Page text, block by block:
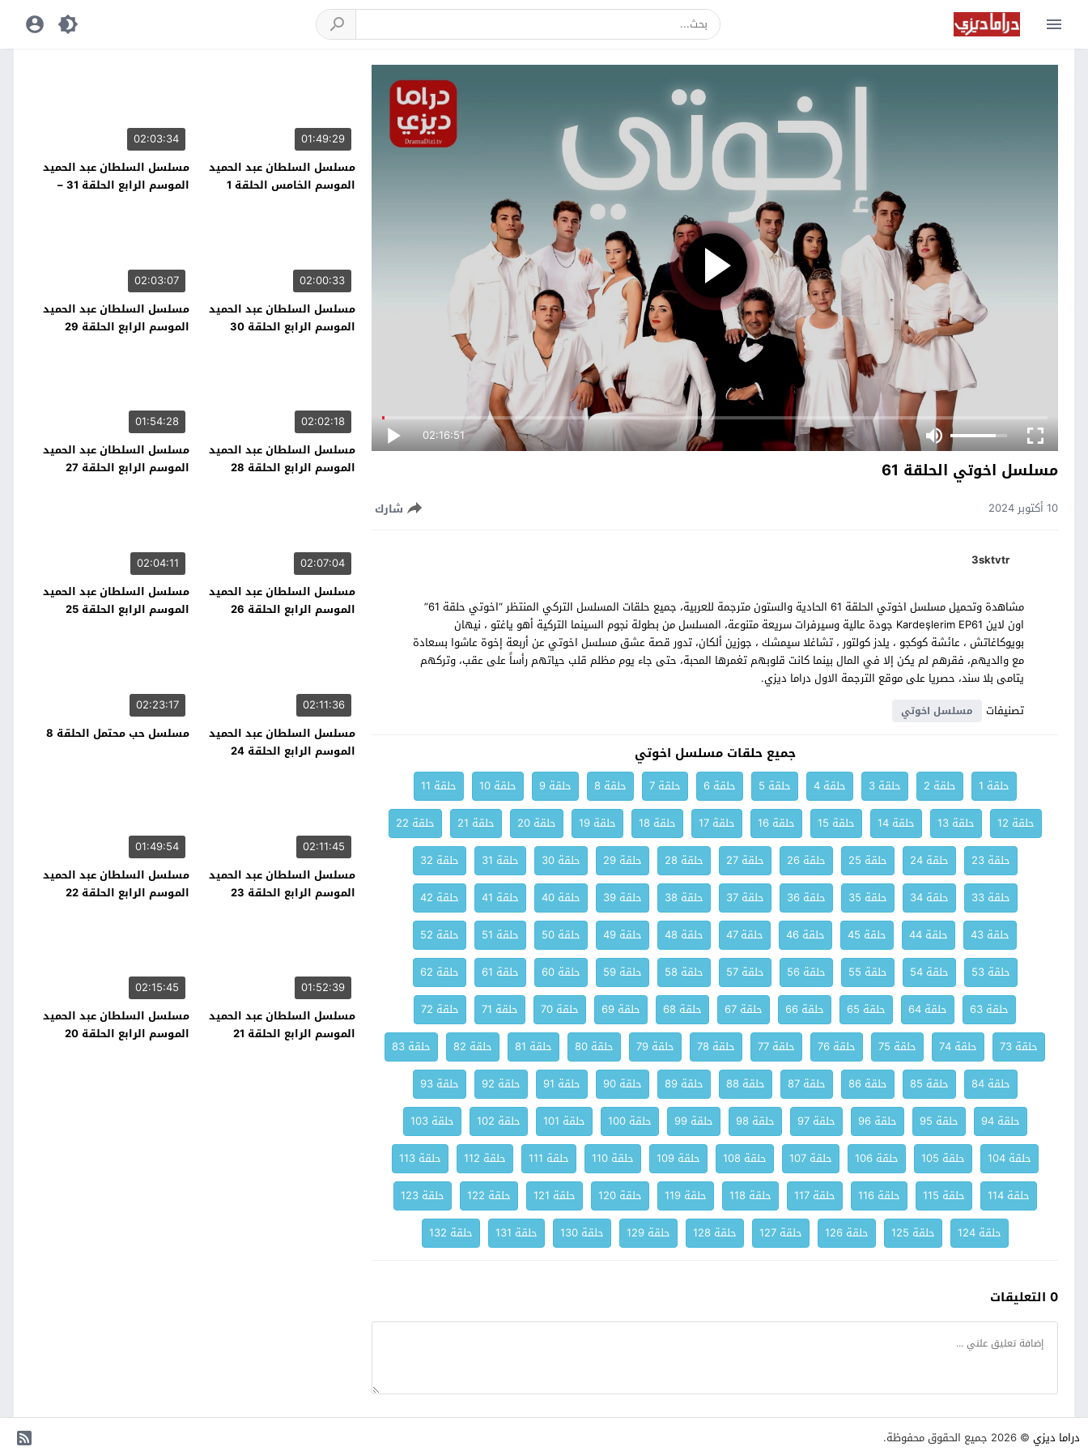
02:16:51
مسلسل اخوتي الحلقة 61
10 أكتوبر 2024 شارك
3sktvtr
مشاهدة وتحميل مسلسل اخوتي الحلقة 61 الحادية والستون مترجمة للعربية، جميع حلقات المسلسل التركي المنتظر “اخوتي حلقة 61”
اون لاين Kardeşlerim EP61 جودة عالية وسيرفرات سريعة متنوعة، المسلسل من بطولة نجوم السينما التركية أهو ياغتو ، نيهان
بويوكاغاتش ، عائشة كوكجو ، يلدز كولتور ، تشاغلا سيمشك ، جوزين ألكان، تدور قصة عشق مسلسل اخوتي عن أربعة إخوة عاشوا بسعادة
مع والديهم، فقرهم لم يكن إلا في المال بينما كانت قلوبهم تغمرها المحبة، حتى جاء يوم مظلم قلب حياتهم رأساً على عقب، وتركهم
يتامى بلا سند، حصريا على موقع الترجمة الاول دراما ديزي.
تصنيفات
مسلسل اخوتي
جميع حلقات مسلسل اخوتي
حلقة 1 حلقة 2 حلقة 3 حلقة 4 حلقة 5 حلقة 6 حلقة 7 حلقة 8 حلقة 9 حلقة 10
حلقة 11
حلقة 12
حلقة 13 حلقة 14 حلقة 15 حلقة 16 حلقة 17 حلقة 18 حلقة 19 حلقة 20 حلقة 21
حلقة 22
حلقة 23
حلقة 24 حلقة 25 حلقة 26 حلقة 27 حلقة 28 حلقة 29 حلقة 30 حلقة 31
حلقة 32
حلقة 33
حلقة 34 حلقة 35 حلقة 36 حلقة 37 حلقة 38 حلقة 39 حلقة 40 حلقة 41
حلقة 42
حلقة 43
حلقة 44 حلقة 45 حلقة 46 حلقة 47 حلقة 48 حلقة 49 حلقة 50 حلقة 51
حلقة 52
حلقة 53
حلقة 54 حلقة 55 حلقة 56 حلقة 57 حلقة 58 حلقة 59 حلقة 60 حلقة 61
حلقة 62
حلقة 63
حلقة 64 حلقة 65 حلقة 66 حلقة 67 حلقة 68 حلقة 69 حلقة 70 حلقة 71
حلقة 72
حلقة 73
حلقة 74 حلقة 75 حلقة 76 حلقة 77 حلقة 78 حلقة 79 حلقة 80 حلقة 81 حلقة 82
حلقة 83
حلقة 84
حلقة 85 حلقة 86 حلقة 87 حلقة 88 حلقة 89 حلقة 90 حلقة 91 حلقة 92
حلقة 93
حلقة 94
حلقة 95 حلقة 96 حلقة 97 حلقة 98 حلقة 99 حلقة 100 حلقة 101 حلقة 102
حلقة 103
حلقة 104
حلقة 105 حلقة 106 حلقة 107 حلقة 108 حلقة 109 حلقة 110 حلقة 111 حلقة 112
حلقة 113
حلقة 114
حلقة 115 حلقة 116 حلقة 117 حلقة 118 حلقة 119 حلقة 120 حلقة 121 حلقة 122
حلقة 123
حلقة 124
حلقة 125 حلقة 126 حلقة 127 حلقة 128 حلقة 129 حلقة 130 حلقة 131 حلقة 132
0 التعليقات
01:49:29
مسلسل السلطان عبد الحميد
الموسم الخامس الحلقة 1
02:03:34
مسلسل السلطان عبد الحميد
الموسم الرابع الحلقة 31 –
02:00:33
مسلسل السلطان عبد الحميد
الموسم الرابع الحلقة 30
02:03:07
مسلسل السلطان عبد الحميد
الموسم الرابع الحلقة 29
02:02:18
مسلسل السلطان عبد الحميد
الموسم الرابع الحلقة 28
01:54:28
مسلسل السلطان عبد الحميد
الموسم الرابع الحلقة 27
02:07:04
مسلسل السلطان عبد الحميد
الموسم الرابع الحلقة 26
02:04:11
مسلسل السلطان عبد الحميد
الموسم الرابع الحلقة 25
02:11:36
مسلسل السلطان عبد الحميد
الموسم الرابع الحلقة 24
02:23:17
مسلسل حب محتمل الحلقة 8
02:11:45
مسلسل السلطان عبد الحميد
الموسم الرابع الحلقة 23
01:49:54
مسلسل السلطان عبد الحميد
الموسم الرابع الحلقة 22
01:52:39
مسلسل السلطان عبد الحميد
الموسم الرابع الحلقة 21
02:15:45
مسلسل السلطان عبد الحميد
الموسم الرابع الحلقة 20
دراما ديزي © 2026 جميع الحقوق محفوظة.